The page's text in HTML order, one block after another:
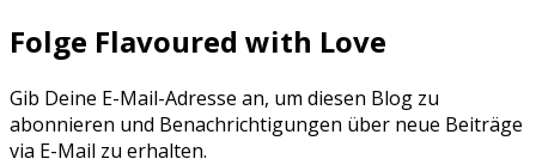
Folge Flavoured with Love
Gib Deine E-Mail-Adresse an, um diesen Blog zu
abonnieren und Benachrichtigungen über neue Beiträge
via E-Mail zu erhalten.